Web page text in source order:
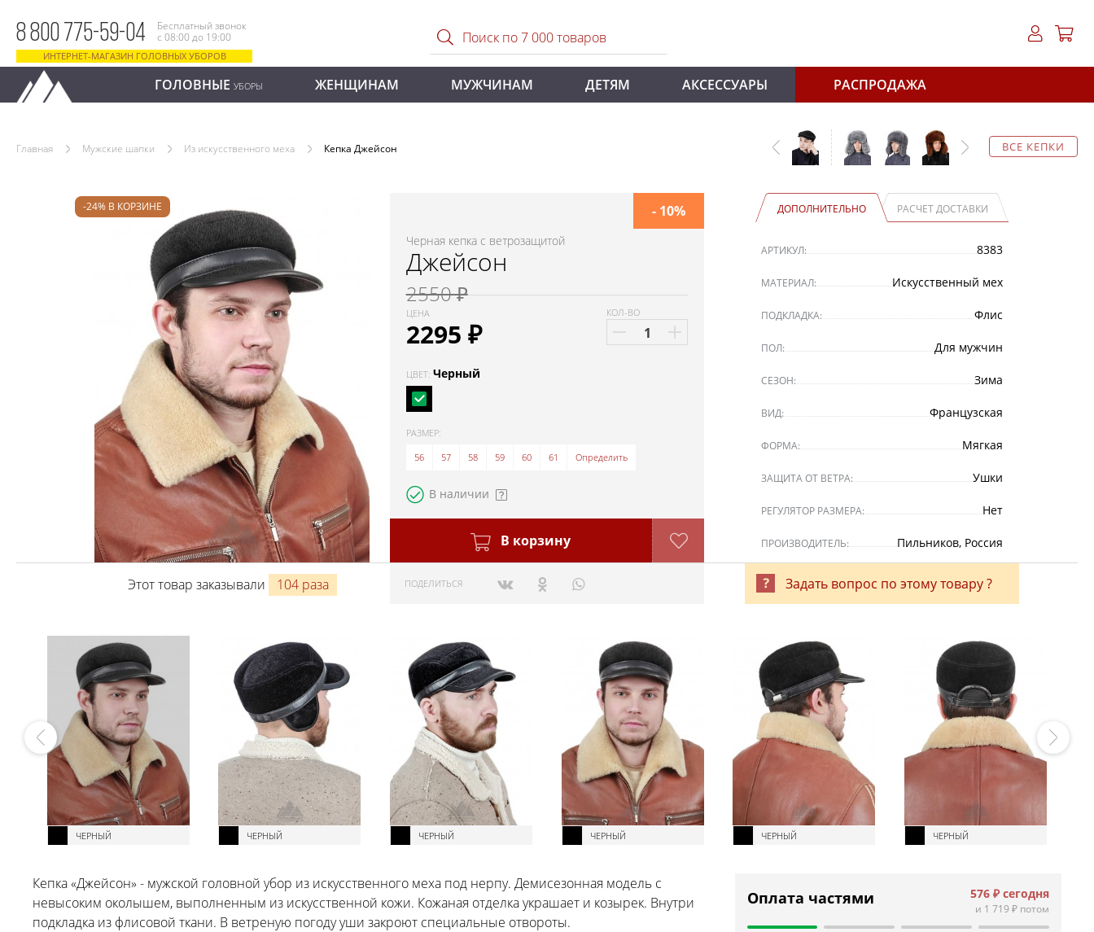
8 800 775-59-04
Бесплатный звонок
с 08:00 до 19:00
ИНТЕРНЕТ-МАГАЗИН ГОЛОВНЫХ УБОРОВ
ГОЛОВНЫЕ УБОРЫ ЖЕНЩИНАМ МУЖЧИНАМ ДЕТЯМ АКСЕССУАРЫ РАСПРОДАЖА
ВСЕ КЕПКИ
Главная Мужские шапки Из искусственного меха Кепка Джейсон
-24% В КОРЗИНЕ
Черная кепка с ветрозащитой
Джейсон
2550 ₽
ЦЕНА
2295 ₽
- 10%
КОЛ-ВО
ЦВЕТ: Черный
РАЗМЕР:
56
57 58 59 60 61 Определить
В наличии
В корзину
ПОДЕЛИТЬСЯ
ДОПОЛНИТЕЛЬНО РАСЧЕТ ДОСТАВКИ
АРТИКУЛ: 8383
МАТЕРИАЛ: Искусственный мех
ПОДКЛАДКА: Флис
ПОЛ: Для мужчин
СЕЗОН: Зима
ВИД: Французская
ФОРМА: Мягкая
ЗАЩИТА ОТ ВЕТРА: Ушки
РЕГУЛЯТОР РАЗМЕРА: Нет
ПРОИЗВОДИТЕЛЬ: Пильников, Россия
Этот товар заказывали 104 раза Задать вопрос по этому товару ?
ЧЕРНЫЙ ЧЕРНЫЙ ЧЕРНЫЙ ЧЕРНЫЙ ЧЕРНЫЙ ЧЕРНЫЙ
Кепка «Джейсон» - мужской головной убор из искусственного меха под нерпу. Демисезонная модель с
невысоким околышем, выполненным из искусственной кожи. Кожаная отделка украшает и козырек. Внутри
подкладка из флисовой ткани. В ветреную погоду уши закроют специальные отвороты.
Оплата частями 576 ₽сегодня
и 1 719 ₽потом